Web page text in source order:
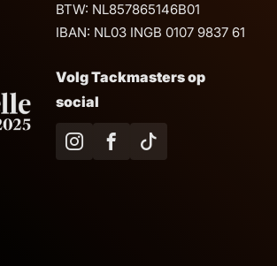
BTW: NL857865146B01
IBAN: NL03 INGB 0107 9837 61
Volg Tackmasters op
social